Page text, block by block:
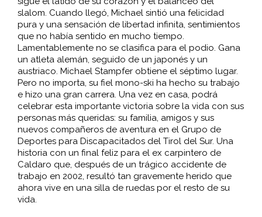
slalom. Cuando llegó, Michael sintió una felicidad
pura y una sensación de libertad infinita, sentimientos
que no había sentido en mucho tiempo.
Lamentablemente no se clasifica para el podio. Gana
un atleta alemán, seguido de un japonés y un
austriaco. Michael Stampfer obtiene el séptimo lugar.
Pero no importa, su fiel mono-ski ha hecho su trabajo
e hizo una gran carrera. Una vez en casa, podrá
celebrar esta importante victoria sobre la vida con sus
personas más queridas: su familia, amigos y sus
nuevos compañeros de aventura en el Grupo de
Deportes para Discapacitados del Tirol del Sur. Una
historia con un final feliz para el ex carpintero de
Caldaro que, después de un trágico accidente de
trabajo en 2002, resultó tan gravemente herido que
ahora vive en una silla de ruedas por el resto de su
vida.